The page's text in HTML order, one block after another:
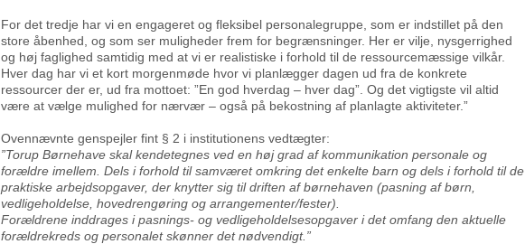
For det tredje har vi en engageret og fleksibel personalegruppe, som er indstillet på den
store åbenhed, og som ser muligheder frem for begrænsninger. Her er vilje, nysgerrighed
og høj faglighed samtidig med at vi er realistiske i forhold til de ressourcemæssige vilkår.
Hver dag har vi et kort morgenmøde hvor vi planlægger dagen ud fra de konkrete
ressourcer der er, ud fra mottoet: ”En god hverdag – hver dag”. Og det vigtigste vil altid
være at vælge mulighed for nærvær – også på bekostning af planlagte aktiviteter.”
Ovennævnte genspejler fint § 2 i institutionens vedtægter:
”Torup Børnehave skal kendetegnes ved en høj grad af kommunikation personale og
forældre imellem. Dels i forhold til samværet omkring det enkelte barn og dels i forhold til de
praktiske arbejdsopgaver, der knytter sig til driften af børnehaven (pasning af børn,
vedligeholdelse, hovedrengøring og arrangementer/fester).
Forældrene inddrages i pasnings- og vedligeholdelsesopgaver i det omfang den aktuelle
forældrekreds og personalet skønner det nødvendigt.”